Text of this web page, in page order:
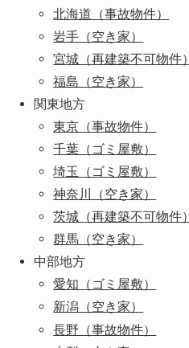
北海道（事故物件）
岩手（空き家）
宮城（再建築不可物件）
福島（空き家）
関東地方
東京（事故物件）
千葉（ゴミ屋敷）
埼玉（ゴミ屋敷）
神奈川（空き家）
茨城（再建築不可物件）
群馬（空き家）
中部地方
愛知（ゴミ屋敷）
新潟（空き家）
長野（事故物件）